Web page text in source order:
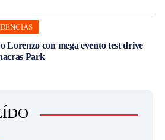
Lorenzo con mega evento test drive
Park